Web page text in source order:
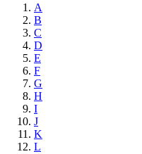
A
B
C
D
E
F
G
H
I
J
K
L